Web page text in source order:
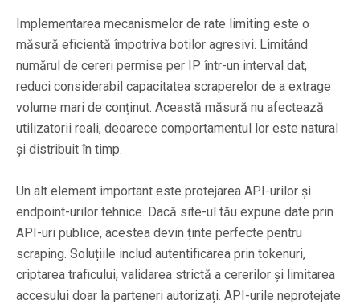
Implementarea mecanismelor de rate limiting este o
măsură eficientă împotriva botilor agresivi. Limitând
numărul de cereri permise per IP într-un interval dat,
reduci considerabil capacitatea scraperelor de a extrage
volume mari de conținut. Această măsură nu afectează
utilizatorii reali, deoarece comportamentul lor este natural
și distribuit în timp.
Un alt element important este protejarea API-urilor și
endpoint-urilor tehnice. Dacă site-ul tău expune date prin
API-uri publice, acestea devin ținte perfecte pentru
scraping. Soluțiile includ autentificarea prin tokenuri,
criptarea traficului, validarea strictă a cererilor și limitarea
accesului doar la parteneri autorizați. API-urile neprotejate